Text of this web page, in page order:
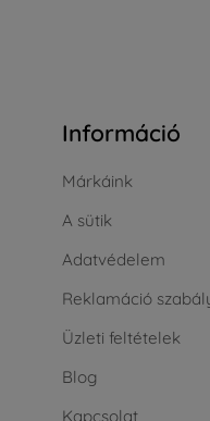
Információ
Márkáink
A sütik
Adatvédelem
Reklamáció
Üzleti feltételek
Blog
Kapcsolat